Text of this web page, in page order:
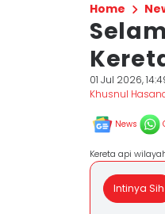
Home
01 Jul 2026,
Khusnul
News
Kereta api
Intinya Sih